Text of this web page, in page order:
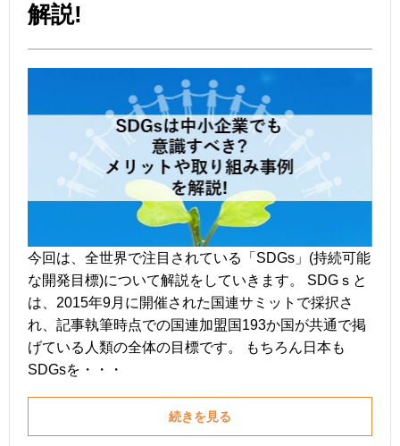
解説!
今回は、全世界で注目されている「SDGs」(持続可能
な開発目標)について解説をしていきます。 SDGｓと
は、2015年9月に開催された国連サミットで採択さ
れ、記事執筆時点での国連加盟国193か国が共通で掲
げている人類の全体の目標です。 もちろん日本も
SDGsを・・・
続きを見る